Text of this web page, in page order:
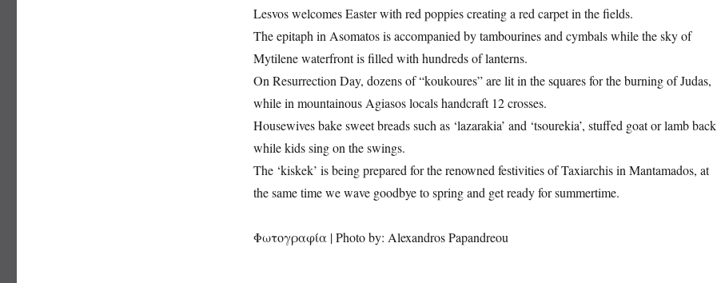
Lesvos welcomes Easter with red poppies creating a red carpet in the fields.
The epitaph in Asomatos is accompanied by tambourines and cymbals while the sky of
Mytilene waterfront is filled with hundreds of lanterns.
On Resurrection Day, dozens of “koukoures” are lit in the squares for the burning of Judas,
while in mountainous Agiasos locals handcraft 12 crosses.
Housewives bake sweet breads such as ‘lazarakia’ and ‘tsourekia’, stuffed goat or lamb back
while kids sing on the swings.
The ‘kiskek’ is being prepared for the renowned festivities of Taxiarchis in Mantamados, at
the same time we wave goodbye to spring and get ready for summertime.
Φωτογραφία | Photo by: Alexandros Papandreou